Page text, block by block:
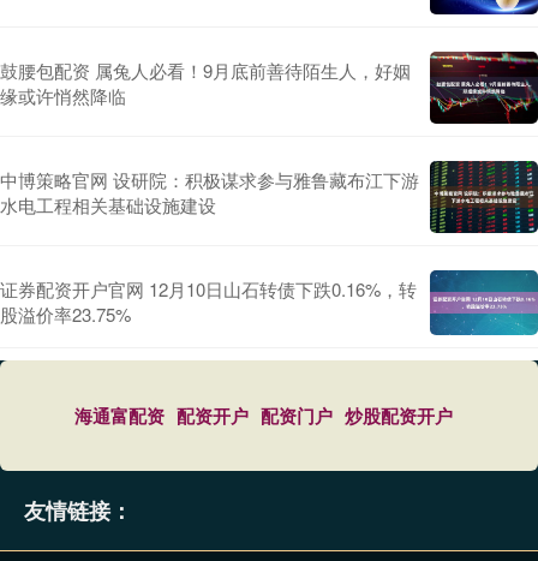
鼓腰包配资 属兔人必看！9月底前善待陌生人，好姻
缘或许悄然降临
中博策略官网 设研院：积极谋求参与雅鲁藏布江下游
水电工程相关基础设施建设
证券配资开户官网 12月10日山石转债下跌0.16%，转
股溢价率23.75%
海通富配资 配资开户 配资门户 炒股配资开户
友情链接：